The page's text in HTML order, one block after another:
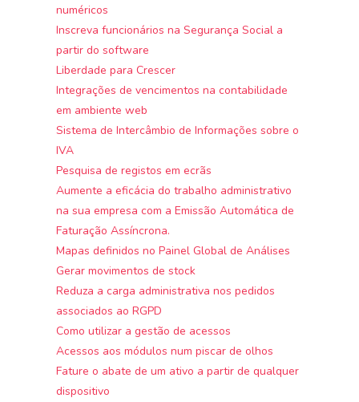
numéricos
Inscreva funcionários na Segurança Social a
partir do software
Liberdade para Crescer
Integrações de vencimentos na contabilidade
em ambiente web
Sistema de Intercâmbio de Informações sobre o
IVA
Pesquisa de registos em ecrãs
Aumente a eficácia do trabalho administrativo
na sua empresa com a Emissão Automática de
Faturação Assíncrona.
Mapas definidos no Painel Global de Análises
Gerar movimentos de stock
Reduza a carga administrativa nos pedidos
associados ao RGPD
Como utilizar a gestão de acessos
Acessos aos módulos num piscar de olhos
Fature o abate de um ativo a partir de qualquer
dispositivo